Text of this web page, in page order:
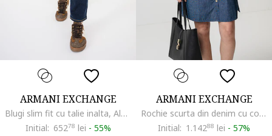
ARMANI EXCHANGE
Blugi slim fit cu talie inalta, Albastru inchis
Initial: 65278 lei - 55%
ARMANI EXCHANGE
Rochie scurta din denim cu cordon in talie, Albastru pastel
Initial: 1.14288 lei - 57%